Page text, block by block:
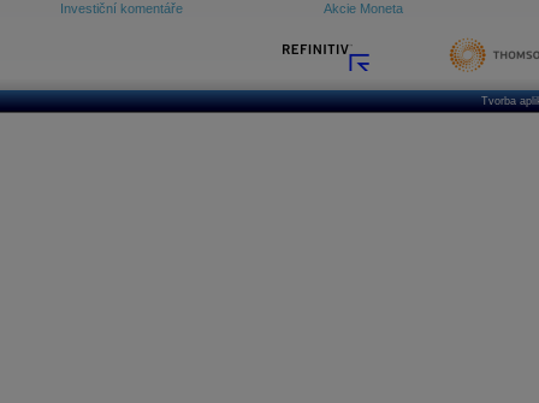
Investiční komentáře
Akcie Moneta
Tvorba